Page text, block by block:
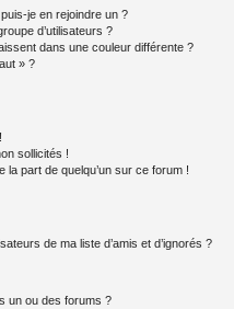
je en rejoindre un ?
d’utilisateurs ?
dans une couleur différente ?
» ?
sollicités !
la part de quelqu’un sur ce forum !
de ma liste d’amis et d’ignorés ?
un ou des forums ?